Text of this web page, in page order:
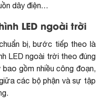
dây điện…
LED ngoài trời
bị, bước tiếp theo là
LED ngoài trời theo đúng
bao gồm nhiều công đoạn,
các bộ phận và sự tập